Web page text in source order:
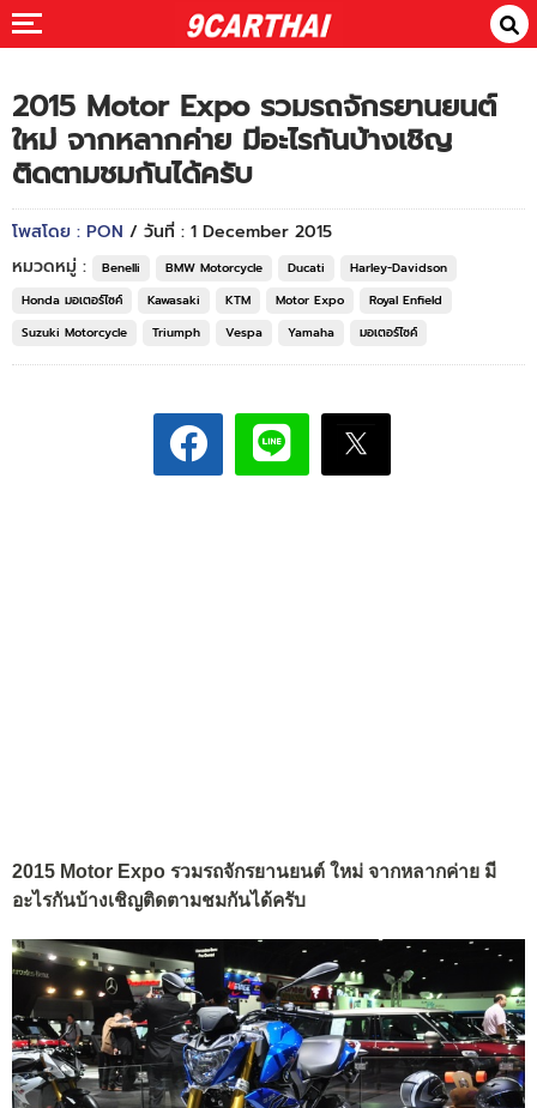
2015 Motor Expo รวมรถจักรยานยนต์
ใหม่ จากหลากค่าย มีอะไรกันบ้างเชิญ
ติดตามชมกันได้ครับ
โพสโดย : PON / วันที่ : 1 December 2015
หมวดหมู่ :
Benelli BMW Motorcycle Ducati
Harley-Davidson
Honda มอเตอร์ไซค์
Kawasaki KTM Motor Expo
Royal Enfield
Suzuki Motorcycle
Triumph Vespa Yamaha มอเตอร์ไซค์
2015 Motor Expo รวมรถจักรยานยนต์ ใหม่ จากหลากค่าย มี
อะไรกันบ้างเชิญติดตามชมกันได้ครับ